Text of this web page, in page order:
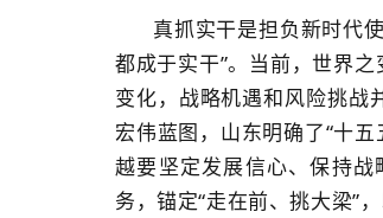
真抓实干是担负新时代
都成于实干”。当前，世界
变化，战略机遇和风险挑战
宏伟蓝图，山东明确了“十五
越要坚定发展信心、保持
务，锚定“走在前、挑大梁”